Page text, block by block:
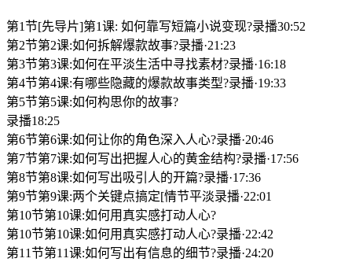
第1节[先导片]第1课: 如何靠写短篇小说变现?录播30:52
第2节第2课:如何拆解爆款故事?录播·21:23
第3节第3课:如何在平淡生活中寻找素材?录播·16:18
第4节第4课:有哪些隐藏的爆款故事类型?录播·19:33
第5节第5课:如何构思你的故事?
录播18:25
第6节第6课:如何让你的角色深入人心?录播·20:46
第7节第7课:如何写出把握人心的黄金结构?录播·17:56
第8节第8课:如何写出吸引人的开篇?录播·17:36
第9节第9课:两个关键点搞定[情节平淡录播·22:01
第10节第10课:如何用真实感打动人心?
第10节第10课:如何用真实感打动人心?录播·22:42
第11节第11课:如何写出有信息的细节?录播·24:20